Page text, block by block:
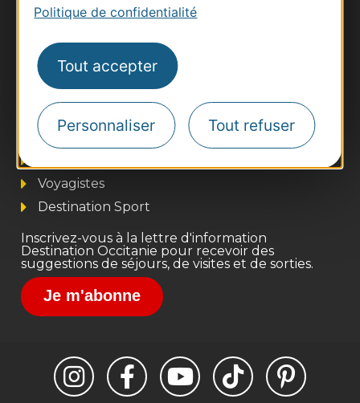
Politique de confidentialité
Tout accepter
Personnaliser Tout refuser
Thermalisme
Business/Mice
Pros d'Occitanie
Voyagistes
Destination Sport
Inscrivez-vous à la lettre d'information
Destination Occitanie pour recevoir des
suggestions de séjours, de visites et de sorties.
Je m'abonne